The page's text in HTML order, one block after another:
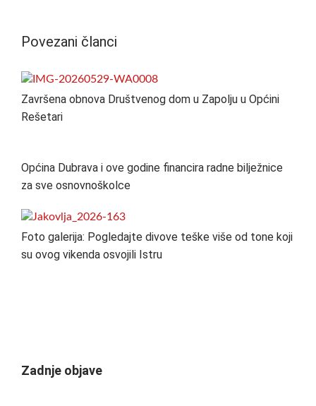
Povezani članci
Završena obnova Društvenog dom u Zapolju u Općini
Rešetari
Općina Dubrava i ove godine financira radne bilježnice
za sve osnovnoškolce
Foto galerija: Pogledajte divove teške više od tone koji
su ovog vikenda osvojili Istru
Zadnje objave